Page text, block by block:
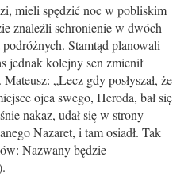
mieli spędzić noc w pobliskim
znaleźli schronienie w dwóch
Stamtąd planowali
jednak kolejny sen zmienił
„Lecz gdy posłyszał, że
ojca swego, Heroda, bał się
nakaz, udał się w strony
Nazaret, i tam osiadł. Tak
Nazwany będzie